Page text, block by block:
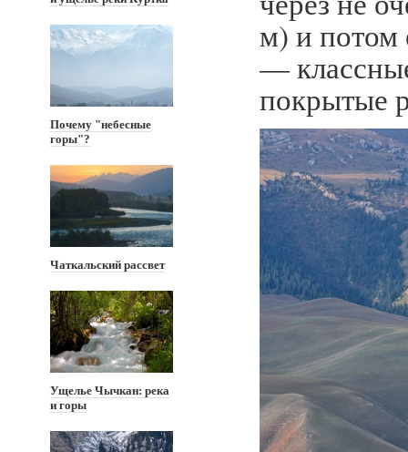
Почему "небесные
горы"?
Чаткальский рассвет
Ущелье Чычкан: река
и горы
м) и потом
—
покрытые